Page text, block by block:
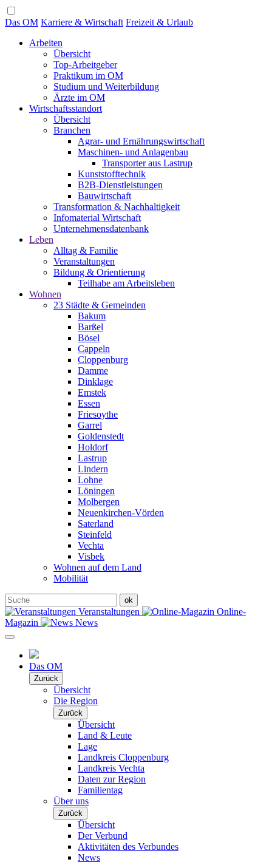
Das OM Karriere & Wirtschaft Freizeit & Urlaub
Arbeiten
Übersicht
Top-Arbeitgeber
Praktikum im OM
Studium und Weiterbildung
Ärzte im OM
Wirtschaftsstandort
Übersicht
Branchen
Agrar- und Ernährungswirtschaft
Maschinen- und Anlagenbau
Transporter aus Lastrup
Kunststofftechnik
B2B-Dienstleistungen
Bauwirtschaft
Transformation & Nachhaltigkeit
Infomaterial Wirtschaft
Unternehmensdatenbank
Leben
Alltag & Familie
Veranstaltungen
Bildung & Orientierung
Teilhabe am Arbeitsleben
Wohnen
23 Städte & Gemeinden
Bakum
Barßel
Bösel
Cappeln
Cloppenburg
Damme
Dinklage
Emstek
Essen
Friesoythe
Garrel
Goldenstedt
Holdorf
Lastrup
Lindern
Lohne
Löningen
Molbergen
Neuenkirchen-Vörden
Saterland
Steinfeld
Vechta
Visbek
Wohnen auf dem Land
Mobilität
Veranstaltungen
Online-
Magazin
News
Das OM
Zurück
Übersicht
Die Region
Zurück
Übersicht
Land & Leute
Lage
Landkreis Cloppenburg
Landkreis Vechta
Daten zur Region
Familientag
Über uns
Zurück
Übersicht
Der Verbund
Aktivitäten des Verbundes
News